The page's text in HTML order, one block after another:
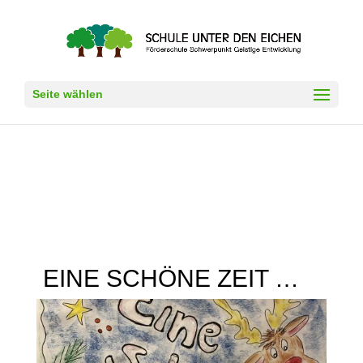
Seite wählen
EINE SCHÖNE ZEIT …